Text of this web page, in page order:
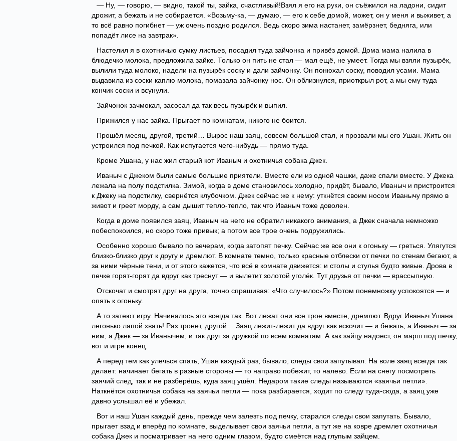
— Ну, — говорю, — видно, такой ты, зайка, счастливый!Взял я его на руки, он съёжился на ладони, сидит
дрожит, а бежать и не собирается. «Возьму-ка, — думаю, — его к себе домой, может, он у меня и выживет, а
то всё равно погибнет — уж очень поздно родился. Ведь скоро зима настанет, замёрзнет, бедняга, или
попадёт лисе на завтрак».
Настелил я в охотничью сумку листьев, посадил туда зайчонка и привёз домой. Дома мама налила в
блюдечко молока, предложила зайке. Только он пить не стал — мал ещё, не умеет. Тогда мы взяли пузырёк,
вылили туда молоко, надели на пузырёк соску и дали зайчонку. Он понюхал соску, поводил усами. Мама
выдавила из соски каплю молока, помазала зайчонку нос. Он облизнулся, приоткрыл рот, а мы ему туда
кончик соски и всунули.
Зайчонок зачмокал, засосал да так весь пузырёк и выпил.
Прижился у нас зайка. Прыгает по комнатам, никого не боится.
Прошёл месяц, другой, третий… Вырос наш заяц, совсем большой стал, и прозвали мы его Ушан. Жить он
устроился под печкой. Как испугается чего-нибудь — прямо туда.
Кроме Ушана, у нас жил старый кот Иваныч и охотничья собака Джек.
Иваныч с Джеком были самые большие приятели. Вместе ели из одной чашки, даже спали вместе. У Джека
лежала на полу подстилка. Зимой, когда в доме становилось холодно, придёт, бывало, Иваныч и пристроится
к Джеку на подстилку, свернётся клубочком. Джек сейчас же к нему: уткнётся своим носом Иванычу прямо в
живот и греет морду, а сам дышит тепло-тепло, так что Иваныч тоже доволен.
Когда в доме появился заяц, Иваныч на него не обратил никакого внимания, а Джек сначала немножко
побеспокоился, но скоро тоже привык; а потом все трое очень подружились.
Особенно хорошо бывало по вечерам, когда затопят печку. Сейчас же все они к огоньку — греться. Улягутся
близко-близко друг к другу и дремлют. В комнате темно, только красные отблески от печки по стенам бегают, а
за ними чёрные тени, и от этого кажется, что всё в комнате движется: и столы и стулья будто живые. Дрова в
печке горят-горят да вдруг как треснут — и вылетит золотой уголёк. Тут друзья от печки — врассыпную.
Отскочат и смотрят друг на друга, точно спрашивая: «Что случилось?» Потом понемножку успокоятся — и
опять к огоньку.
А то затеют игру. Начиналось это всегда так. Вот лежат они все трое вместе, дремлют. Вдруг Иваныч Ушана
легонько лапой хвать! Раз тронет, другой… Заяц лежит-лежит да вдруг как вскочит — и бежать, а Иваныч — за
ним, а Джек — за Иванычем, и так друг за дружкой по всем комнатам. А как зайцу надоест, он марш под печку,
вот и игре конец.
А перед тем как улечься спать, Ушан каждый раз, бывало, следы свои запутывал. На воле заяц всегда так
делает: начинает бегать в разные стороны — то направо побежит, то налево. Если на снегу посмотреть
заячий след, так и не разберёшь, куда заяц ушёл. Недаром такие следы называются «заячьи петли».
Наткнётся охотничья собака на заячьи петли — пока разбирается, ходит по следу туда-сюда, а заяц уже
давно услышал её и убежал.
Вот и наш Ушан каждый день, прежде чем залезть под печку, старался следы свои запутать. Бывало,
прыгает взад и вперёд по комнате, выделывает свои заячьи петли, а тут же на ковре дремлет охотничья
собака Джек и посматривает на него одним глазом, будто смеётся над глупым зайцем.